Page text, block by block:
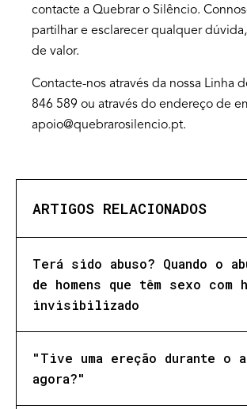
contacte a Quebrar o Silêncio.
partilhar e esclarecer qualquer
de valor.
Contacte-nos através da nossa Linha
846 589 ou através do endereço de
apoio@quebrarosilencio.pt.
ARTIGOS RELACIONADOS
Terá sido abuso? Quando o
de homens que têm sexo com
invisibilizado
"Tive uma ereção durante o
agora?"